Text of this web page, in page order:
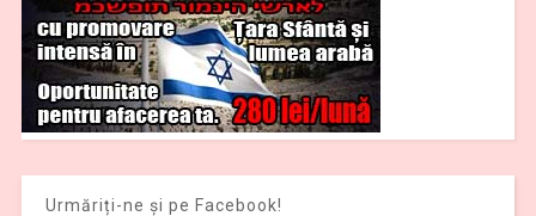
Urmăriți-ne și pe Facebook!